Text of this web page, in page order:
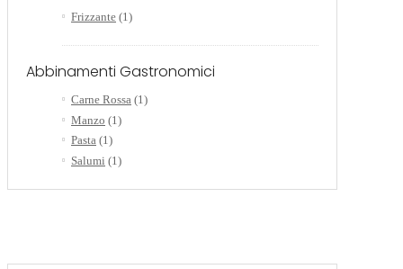
Frizzante (1)
Abbinamenti Gastronomici
Carne Rossa (1)
Manzo (1)
Pasta (1)
Salumi (1)